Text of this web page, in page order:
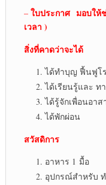
– ใบประกาศมอบให้ช่
เวลา )
สิ่งที่คาดว่าจะได้
ได้ทำบุญ ฟื้นฟูโ
ได้เรียนรู้และ ท
ได้รู้จักเพื่อนอาส
ได้พักผ่อน
สวัสดิการ
อาหาร 1 มื้อ
อุปกรณ์สำหรับ